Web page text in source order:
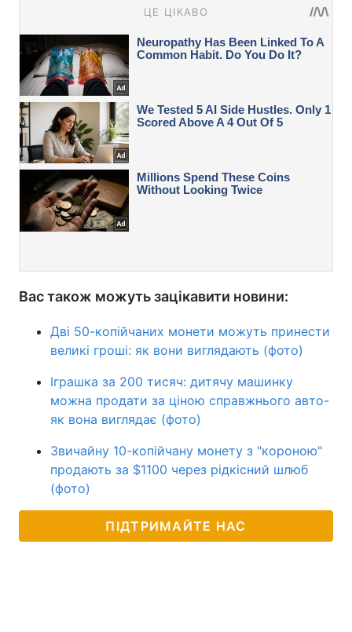
Вас також можуть зацікавити новини:
Дві 50-копійчаних монети можуть принести
великі гроші: як вони виглядають (фото)
Іграшка за 200 тисяч: дитячу машинку
можна продати за ціною справжнього авто-
як вона виглядає (фото)
Звичайну 10-копійчану монету з "короною"
продають за $1100 через рідкісний шлюб
(фото)
ПІДТРИМАЙТЕ НАС